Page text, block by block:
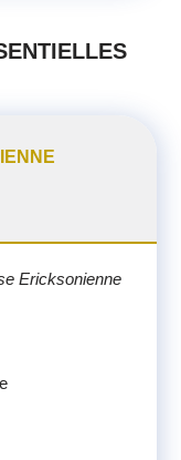
Ericksonienne